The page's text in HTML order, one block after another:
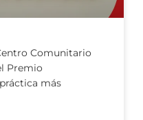
Comunitario
Premio
más